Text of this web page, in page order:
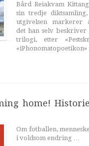
Bård Reiakvam
sin tredje
utgivelsen markerer
det han selv beskriver
trilogi, etter
«iPhonomatopoetikon»
home!
Om fotballen,
i voldsom endring …